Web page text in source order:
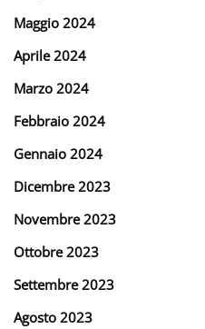
Maggio 2024
Aprile 2024
Marzo 2024
Febbraio 2024
Gennaio 2024
Dicembre 2023
Novembre 2023
Ottobre 2023
Settembre 2023
Agosto 2023